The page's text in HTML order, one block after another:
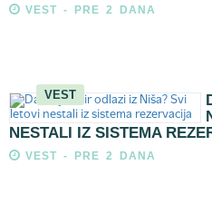
VEST - PRE 2 DANA
VEST
NESTALI IZ SISTEMA
VEST - PRE 2 DANA